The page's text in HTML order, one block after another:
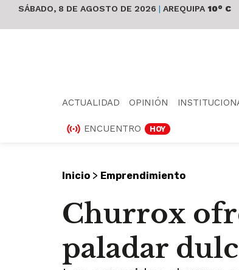
SÁBADO, 8 DE AGOSTO DE 2026 | AREQUIPA 10° C
ACTUALIDAD OPINIÓN
ENCUENTRO HOY
Inicio > Emprendimiento
Churrox
paladar